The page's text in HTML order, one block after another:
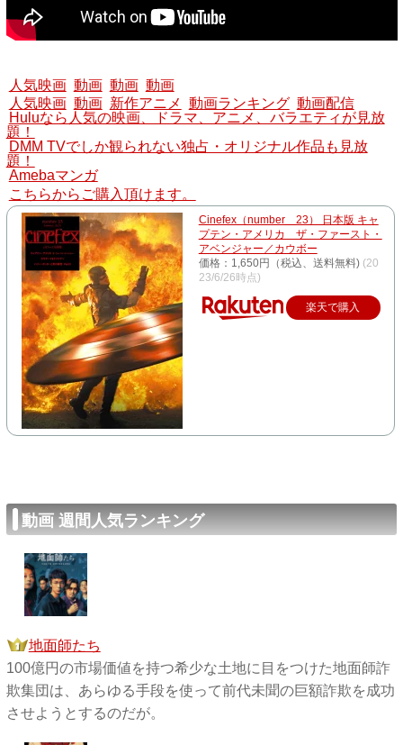
人気映画 動画 動画 動画
人気映画 動画 新作アニメ 動画ランキング 動画配信
Huluなら人気の映画、ドラマ、アニメ、バラエティが見放
題！
DMM TVでしか観られない独占・オリジナル作品も見放
題！
Amebaマンガ
こちらからご購入頂けます。
Cinefex（number 23） 日本版 キャ
プテン・アメリカ ザ・ファースト・
アベンジャー／カウボー
価格：1,650円（税込、送料無料) (20
23/6/26時点)
楽天で購入
動画 週間人気ランキング
地面師たち
100億円の市場価値を持つ希少な土地に目をつけた地面師詐
欺集団は、あらゆる手段を使って前代未聞の巨額詐欺を成功
させようとするのだが。